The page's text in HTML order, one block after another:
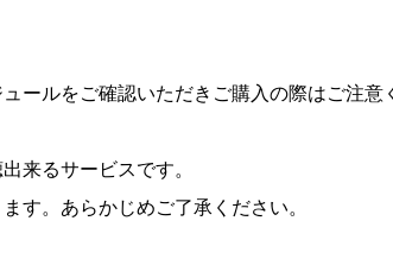
ールをご確認いただきご購入の際はご注意
来るサービスです。
す。あらかじめご了承ください。